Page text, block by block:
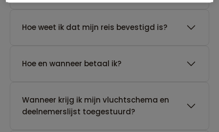
Hoe weet ik dat mijn reis bevestigd is?
Hoe en wanneer betaal ik?
Wanneer krijg ik mijn vluchtschema en
deelnemerslijst toegestuurd?